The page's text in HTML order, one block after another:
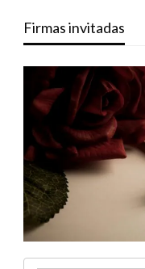
Firmas invitadas